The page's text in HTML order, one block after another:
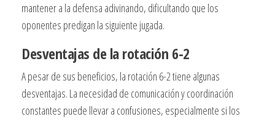
mantener a la defensa adivinando, dificultando que los
oponentes predigan la siguiente jugada.
Desventajas de la rotación 6-2
A pesar de sus beneficios, la rotación 6-2 tiene algunas
desventajas. La necesidad de comunicación y coordinación
constantes puede llevar a confusiones, especialmente si los